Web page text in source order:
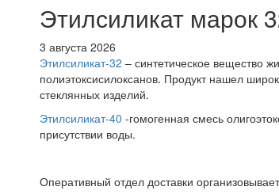
Этилсиликат марок
3 августа 2026
Этилсиликат-32 – синтетическое вещество
полиэтоксисилоксанов. Продукт нашел
стеклянных изделий.
Этилсиликат-40 -гомогенная смесь
присутствии воды.
Оперативный отдел доставки